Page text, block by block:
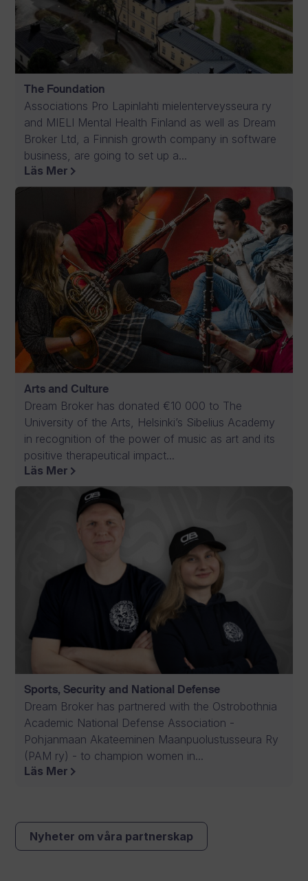
The Foundation
Associations Pro Lapinlahti mielenterveysseura ry
and MIELI Mental Health Finland as well as Dream
Broker Ltd, a Finnish growth company in software
business, are going to set up a...
Läs Mer
Arts and Culture
Dream Broker has donated €10 000 to The
University of the Arts, Helsinki’s Sibelius Academy
in recognition of the power of music as art and its
positive therapeutical impact...
Läs Mer
Sports, Security and National Defense
Dream Broker has partnered with the Ostrobothnia
Academic National Defense Association -
Pohjanmaan Akateeminen Maanpuolustusseura Ry
(PAM ry) - to champion women in...
Läs Mer
Nyheter om våra partnerskap